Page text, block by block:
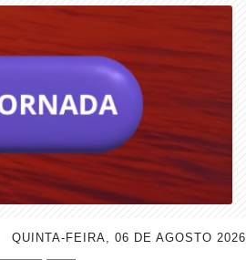
QUINTA-FEIRA, 06 DE AGOSTO 2026